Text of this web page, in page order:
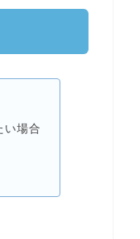
い場合